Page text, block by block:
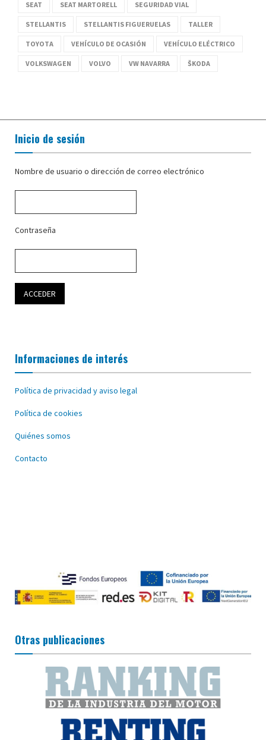
SEAT SEAT MARTORELL SEGURIDAD VIAL
STELLANTIS STELLANTIS FIGUERUELAS TALLER
TOYOTA VEHÍCULO DE OCASIÓN VEHÍCULO ELÉCTRICO
VOLKSWAGEN VOLVO VW NAVARRA ŠKODA
Inicio de sesión
Nombre de usuario o dirección de correo electrónico
Contraseña
Informaciones de interés
Política de privacidad y aviso legal
Política de cookies
Quiénes somos
Contacto
Otras publicaciones